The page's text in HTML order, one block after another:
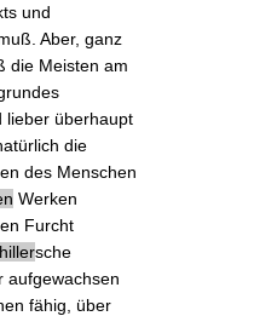
und
Aber, ganz
die Meisten am
lieber überhaupt
die
des Menschen
Werken
Furcht
sche
aufgewachsen
fähig, über